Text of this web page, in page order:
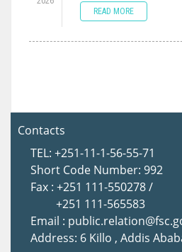
READ MORE
Contacts
TEL: +251-11-1-56-55-71
Short Code Number: 992
Fax : +251 111-550278 /
+251 111-565583
Email :
Address: 6 Killo , Addis